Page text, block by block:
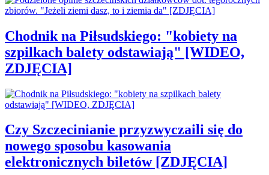
Chodnik na Piłsudskiego: "kobiety na
szpilkach balety odstawiają" [WIDEO,
ZDJĘCIA]
Czy Szczecinianie przyzwyczaili się do
nowego sposobu kasowania
elektronicznych biletów [ZDJĘCIA]